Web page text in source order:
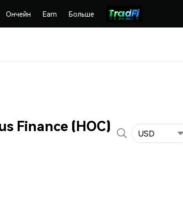
Ончейн Earn Больше
Finance (HOC) USD